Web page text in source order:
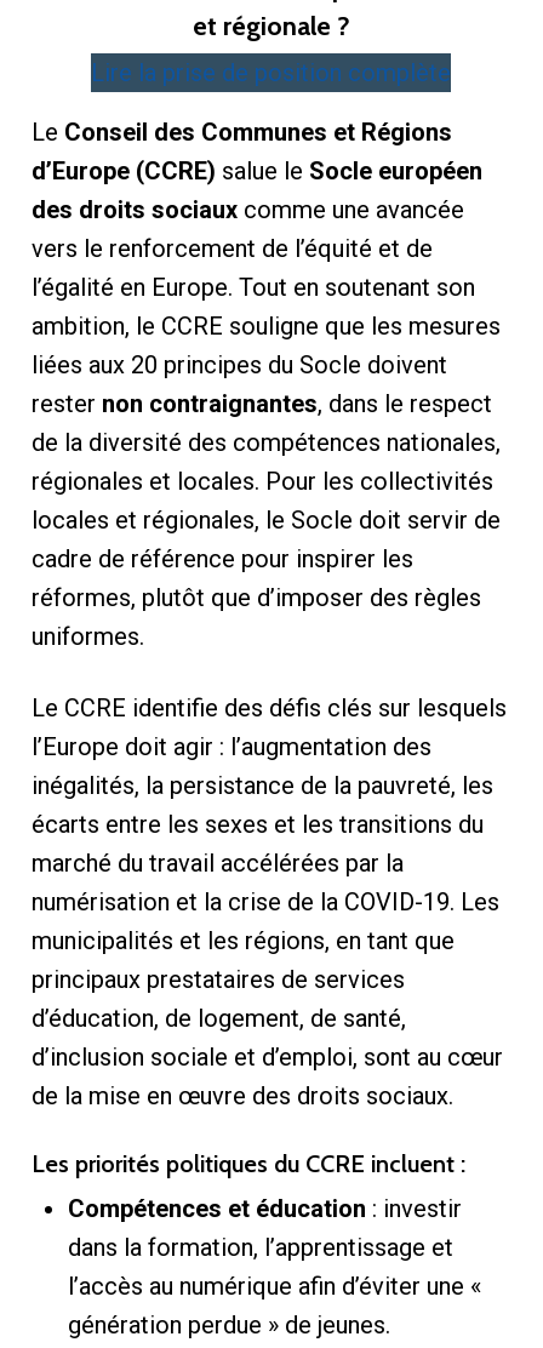
et régionale ?
Lire la prise de position complète
Le Conseil des Communes et Régions
d’Europe (CCRE) salue le Socle européen
des droits sociauxcomme une avancée
vers le renforcement de l’équité et de
l’égalité en Europe. Tout en soutenant son
ambition, le CCRE souligne que les mesures
liées aux 20 principes du Socle doivent
rester non contraignantes, dans le respect
de la diversité des compétences nationales,
régionales et locales. Pour les collectivités
locales et régionales, le Socle doit servir de
cadre de référence pour inspirer les
réformes, plutôt que d’imposer des règles
uniformes.
Le CCRE identifie des défis clés sur lesquels
l’Europe doit agir : l’augmentation des
inégalités, la persistance de la pauvreté, les
écarts entre les sexes et les transitions du
marché du travail accélérées par la
numérisation et la crise de la COVID-19. Les
municipalités et les régions, en tant que
principaux prestataires de services
d’éducation, de logement, de santé,
d’inclusion sociale et d’emploi, sont au cœur
de la mise en œuvre des droits sociaux.
Les priorités politiques du CCRE incluent :
Compétences et éducation : investir
dans la formation, l’apprentissage et
l’accès au numérique afin d’éviter une «
génération perdue » de jeunes.